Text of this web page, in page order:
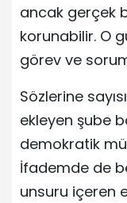
ancak gerçek
korunabilir. O
görev ve
Sözlerine
ekleyen şube
demokratik
İfademde de
unsuru içeren